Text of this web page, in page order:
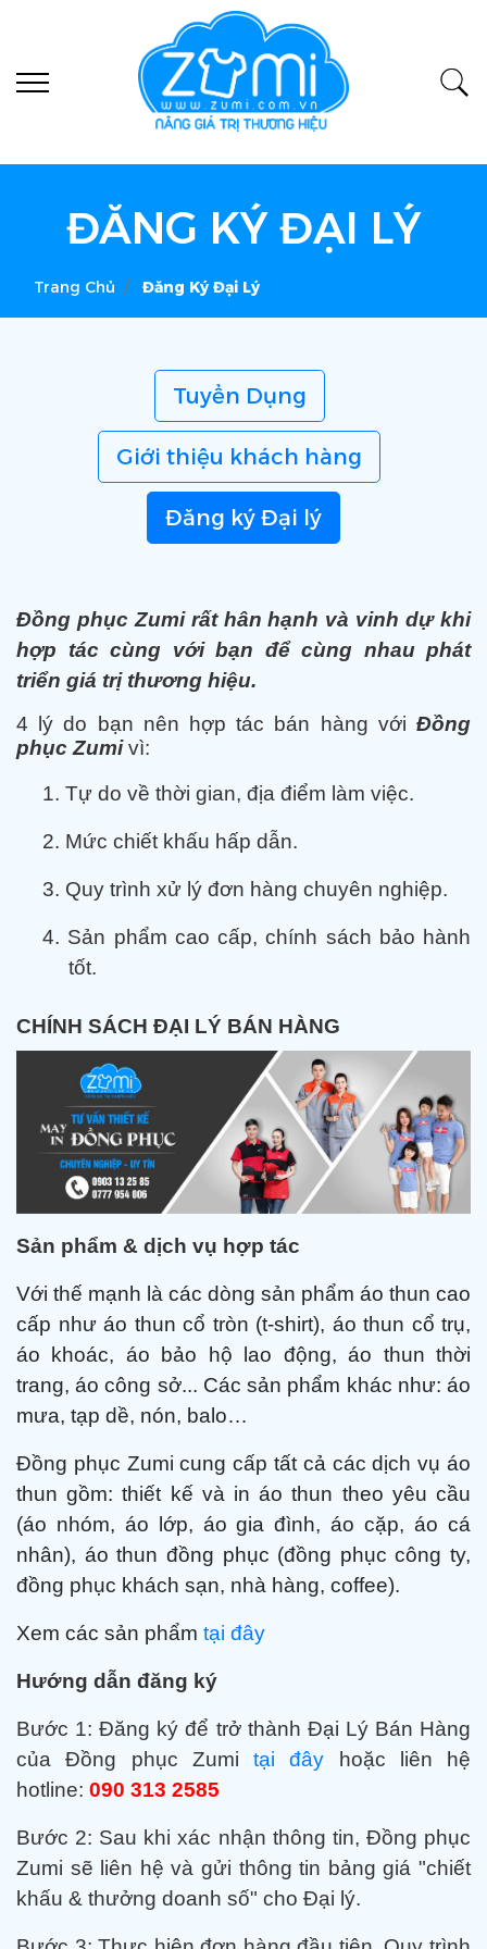
ĐĂNG KÝ ĐẠI LÝ
Trang Chủ Đăng Ký Đại Lý
Tuyển Dụng
Giới thiệu khách hàng
Đăng ký Đại lý
Đồng phục Zumi rất hân hạnh và vinh dự khi
hợp tác cùng với bạn để cùng nhau phát
triển giá trị thương hiệu.
4 lý do bạn nên hợp tác bán hàng với Đồng
phục Zumivì:
1. Tự do về thời gian, địa điểm làm việc.
2. Mức chiết khấu hấp dẫn.
3. Quy trình xử lý đơn hàng chuyên nghiệp.
4. Sản phẩm cao cấp, chính sách bảo hành
tốt.
CHÍNH SÁCH ĐẠI LÝ BÁN HÀNG
Sản phẩm & dịch vụ hợp tác
Với thế mạnh là các dòng sản phẩm áo thun cao
cấp như áo thun cổ tròn (t-shirt), áo thun cổ trụ,
áo khoác, áo bảo hộ lao động, áo thun thời
trang, áo công sở... Các sản phẩm khác như: áo
mưa, tạp dề, nón, balo…
Đồng phục Zumi cung cấp tất cả các dịch vụ áo
thun gồm: thiết kế và in áo thun theo yêu cầu
(áo nhóm, áo lớp, áo gia đình, áo cặp, áo cá
nhân), áo thun đồng phục (đồng phục công ty,
đồng phục khách sạn, nhà hàng, coffee).
Xem các sản phẩm tại đây
Hướng dẫn đăng ký
Bước 1: Đăng ký để trở thành Đại Lý Bán Hàng
của Đồng phục Zumi tại đây hoặc liên hệ
hotline: 090 313 2585
Bước 2: Sau khi xác nhận thông tin, Đồng phục
Zumi sẽ liên hệ và gửi thông tin bảng giá "chiết
khấu & thưởng doanh số" cho Đại lý.